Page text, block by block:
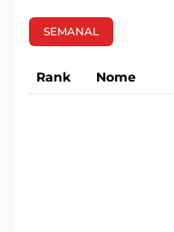
SEMANAL
Rank Nome